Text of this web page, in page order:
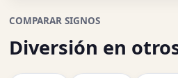
COMPARAR SIGNOS
Diversión en